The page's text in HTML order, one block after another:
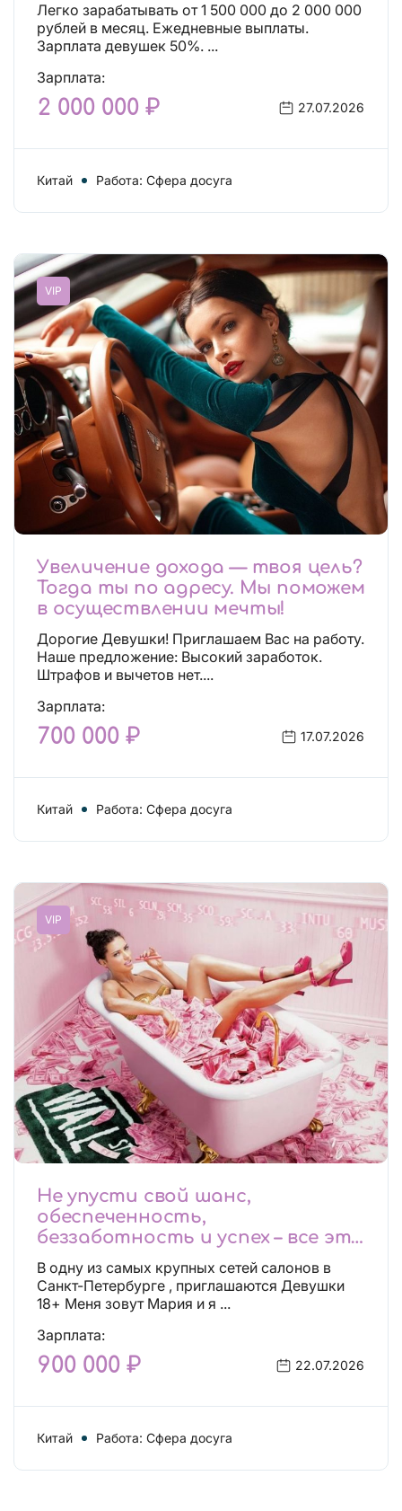
Легко зарабатывать от 1 500 000 до 2 000 000
рублей в месяц. Ежедневные выплаты.
Зарплата девушек 50%. ...
Зарплата:
2 000 000 ₽ 27.07.2026
Китай Работа: Сфера досуга
VIP
Увеличение дохода — твоя цель?
Тогда ты по адресу. Мы поможем
в осуществлении мечты!
Дорогие Девушки! Приглашаем Вас на работу.
Наше предложение: Высокий заработок.
Штрафов и вычетов нет....
Зарплата:
700 000 ₽ 17.07.2026
Китай Работа: Сфера досуга
VIP
Не упусти свой шанс,
обеспеченность,
беззаботность и успех – все это
будет уже завтра, поспеши!
Лучшие условия!
В одну из самых крупных сетей салонов в
Санкт-Петербурге , приглашаются Девушки
18+ Меня зовут Мария и я ...
Зарплата:
900 000 ₽ 22.07.2026
Китай Работа: Сфера досуга